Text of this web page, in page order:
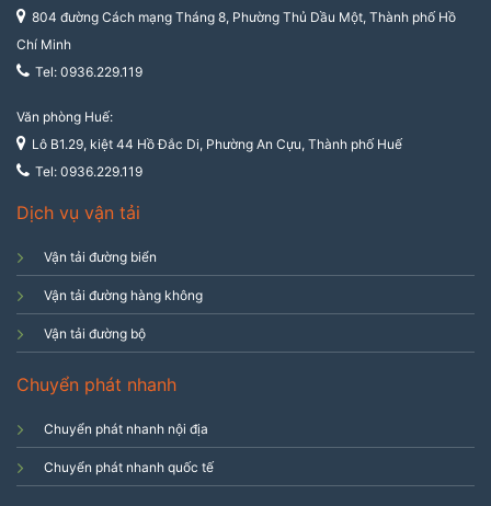
804 đường Cách mạng Tháng 8, Phường Thủ Dầu Một, Thành phố Hồ
Chí Minh
Tel: 0936.229.119
Văn phòng Huế:
Lô B1.29, kiệt 44 Hồ Đắc Di, Phường An Cựu, Thành phố Huế
Tel: 0936.229.119
Dịch vụ vận tải
Vận tải đường biển
Vận tải đường hàng không
Vận tải đường bộ
Chuyển phát nhanh
Chuyển phát nhanh nội địa
Chuyển phát nhanh quốc tế